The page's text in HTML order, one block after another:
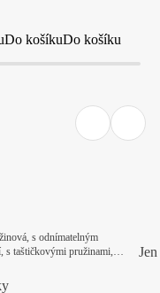
Do košíkuDo košíku
s odnímatelným
s taštičkovými pružinami,